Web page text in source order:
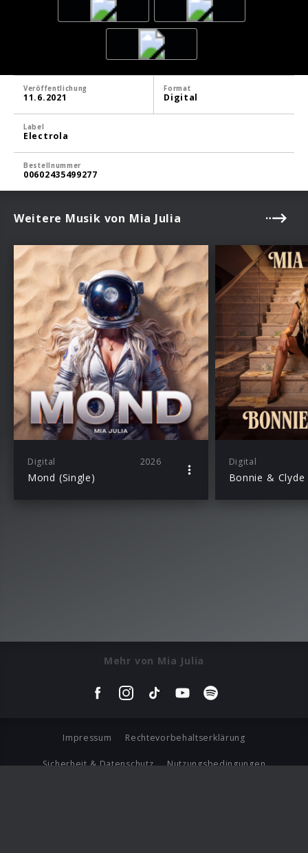
Veröffentlichung
11.6.2021
Format
Digital
Label
Electrola
Bestellnummer
00602435499277
Weitere Musik von Mia Julia
Digital 2026
Mond (Single)
Digital
Bonnie & Clyde
Mehr von Mia Julia
Impressum Rechtevorbehaltserklärung
Sicherheit & Datenschutz Nutzungsbedingungen